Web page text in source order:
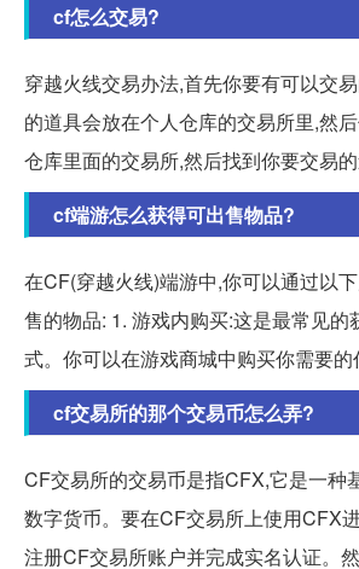
cf怎么交易?
穿越火线交易办法,首先你要有可以交
的道具会放在个人仓库的交易所里,然
仓库里面的交易所,然后找到你要交易的
cf端游怎么获得可出售物品?
在CF(穿越火线)端游中,你可以通过以
售的物品: 1. 游戏内购买:这是最常见的
式。你可以在游戏商城中购买你需要的
cf交易所的那个交易币怎么弄?
CF交易所的交易币是指CFX,它是一种
数字货币。要在CF交易所上使用CFX
注册CF交易所账户并完成实名认证。